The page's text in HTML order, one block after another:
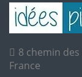
8 chemin
France